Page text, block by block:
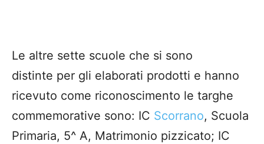
Le altre sette scuole che si sono
distinte per gli elaborati prodotti e hanno
ricevuto come riconoscimento le targhe
commemorative sono: IC Scorrano, Scuola
Primaria, 5^ A, Matrimonio pizzicato; IC